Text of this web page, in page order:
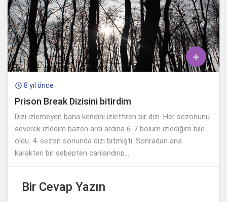

 8 yıl önce
Prison Break Dizisini bitirdim
Dizi izlemeyen bana kendini izlettiren bir dizi. Her sezonunu
severek izledim bazen ardı ardına 6-7 bölüm izlediğim bile
oldu. 4. sezon sonunda dizi bitmişti. Sonradan ana
karakteri bir sebepten canlandırıp...
Bir Cevap Yazın